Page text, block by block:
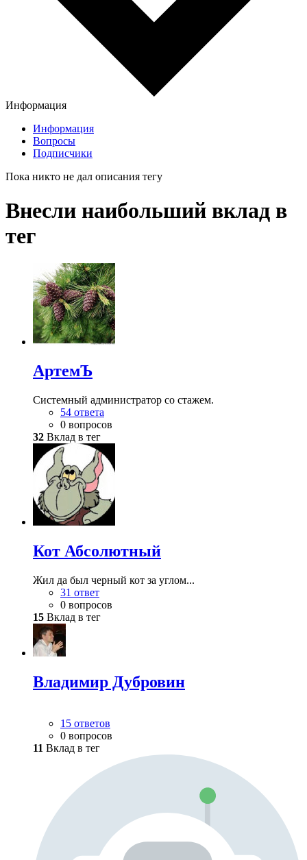
Информация
Информация
Вопросы
Подписчики
Пока никто не дал описания тегу
Внесли наибольший вклад в
тег
АртемЪ
Системный администратор со стажем.
54 ответа
0 вопросов
32 Вклад в тег
Кот Абсолютный
Жил да был черный кот за углом...
31 ответ
0 вопросов
15 Вклад в тег
Владимир Дубровин
15 ответов
0 вопросов
11 Вклад в тег